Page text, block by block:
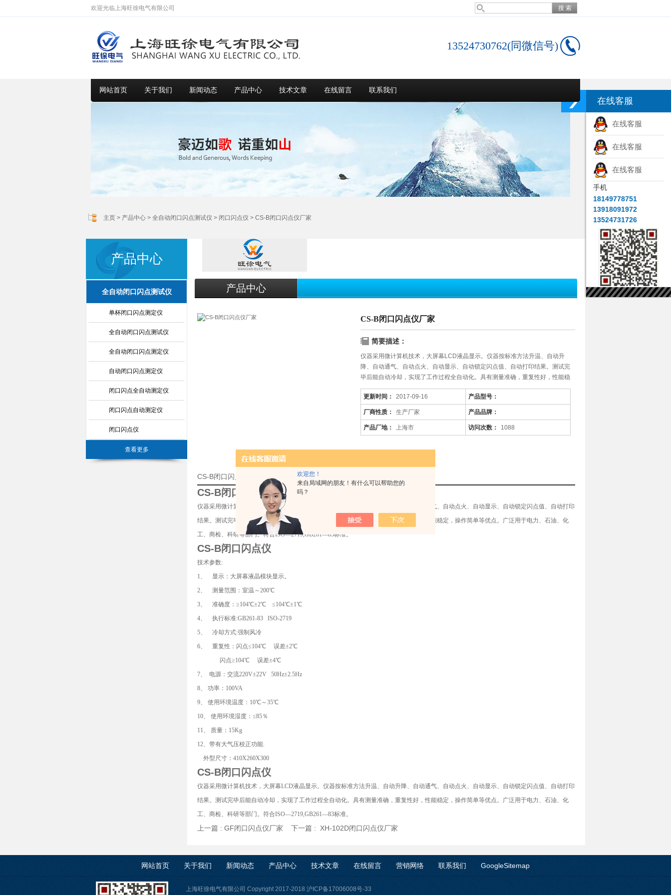
欢迎您！
来自局域网的朋友！有什么可以帮助您的
吗？
欢迎光临上海旺徐电气有限公司
13524730762(同微信号)
网站首页 关于我们 新闻动态 产品中心 技术文章 在线留言 联系我们
主页 > 产品中心 > 全自动闭口闪点测试仪 > 闭口闪点仪 > CS-B闭口闪点仪厂家
产品中心
全自动闭口闪点测试仪
单杯闭口闪点测定仪
全自动闭口闪点测试仪
全自动闭口闪点测定仪
自动闭口闪点测定仪
闭口闪点全自动测定仪
闭口闪点自动测定仪
闭口闪点仪
查看更多
产品中心
CS-B闭口闪点仪厂家
简要描述：
仪器采用微计算机技术，大屏幕LCD液晶显示。仪器按标准方法升温、自动升
降、自动通气、自动点火、自动显示、自动锁定闪点值、自动打印结果。测试完
毕后能自动冷却，实现了工作过程全自动化。具有测量准确，重复性好，性能稳
定
更新时间：
2017-09-16 产品型号：
厂商性质： 生产厂家 产品品牌：
产品厂地： 上海市 访问次数： 1088
CS-B闭口闪点仪厂家的详细资料：
CS-B闭口闪点仪
仪器采用微计算机技术，大屏幕LCD液晶显示。仪器按标准方法升温、自动升降、自动通气、自动点火、自动显示、自动锁定闪点值、自动打印
结果。测试完毕后能自动冷却，实现了工作过程全自动化。具有测量准确，重复性好，性能稳定，操作简单等优点。广泛用于电力、石油、化
工、商检、科研等部门。符合ISO—2719,GB261—83标准。
CS-B闭口闪点仪
技术参数:
1、 显示：大屏幕液晶模块显示。
2、 测量范围：室温～200℃
3、 准确度：≥104℃±2℃ ≤104℃±1℃
4、 执行标准:GB261-83 ISO-2719
5、 冷却方式:强制风冷
6、 重复性：闪点≤104℃ 误差±2℃
闪点≥104℃ 误差±4℃
7、 电源：交流220V±22V 50Hz±2.5Hz
8、 功率：100VA
9、 使用环境温度：10℃～35℃
10、 使用环境湿度：≤85％
11、 质量：15Kg
12、带有大气压校正功能.
外型尺寸：410X260X300
CS-B闭口闪点仪
仪器采用微计算机技术，大屏幕LCD液晶显示。仪器按标准方法升温、自动升降、自动通气、自动点火、自动显示、自动锁定闪点值、自动打印
结果。测试完毕后能自动冷却，实现了工作过程全自动化。具有测量准确，重复性好，性能稳定，操作简单等优点。广泛用于电力、石油、化
工、商检、科研等部门。符合ISO—2719,GB261—83标准。
上一篇 : GF闭口闪点仪厂家 下一篇 : XH-102D闭口闪点仪厂家
网站首页 关于我们 新闻动态 产品中心 技术文章 在线留言 营销网络 联系我们 GoogleSitemap
上海旺徐电气有限公司 Copyright 2017-2018 沪ICP备17006008号-33
在线客服
在线客服
在线客服
在线客服
手机
18149778751
13918091972
13524731726